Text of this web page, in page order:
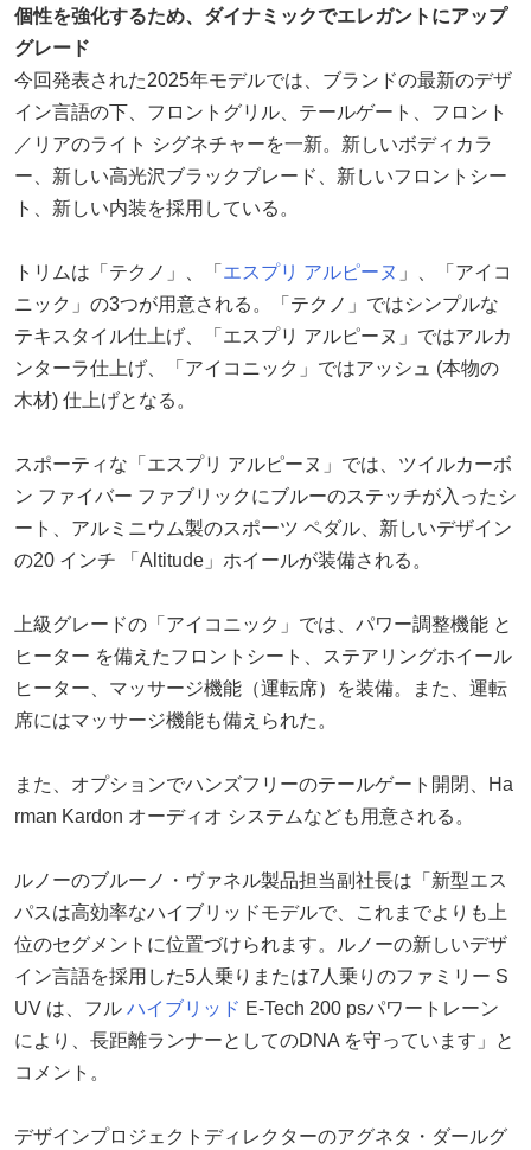
個性を強化するため、ダイナミックでエレガントにアップ
グレード
今回発表された2025年モデルでは、ブランドの最新のデザ
イン言語の下、フロントグリル、テールゲート、フロント
／リアのライト シグネチャーを一新。新しいボディカラ
ー、新しい高光沢ブラックブレード、新しいフロントシー
ト、新しい内装を採用している。
トリムは「テクノ」、「 エスプリ アルピーヌ 」、「アイコ
ニック」の3つが用意される。「テクノ」ではシンプルな
テキスタイル仕上げ、「エスプリ アルピーヌ」ではアルカ
ンターラ仕上げ、「アイコニック」ではアッシュ (本物の
木材) 仕上げとなる。
スポーティな「エスプリ アルピーヌ」では、ツイルカーボ
ン ファイバー ファブリックにブルーのステッチが入ったシ
ート、アルミニウム製のスポーツ ペダル、新しいデザイン
の20 インチ 「Altitude」ホイールが装備される。
上級グレードの「アイコニック」では、パワー調整機能 と
ヒーター を備えたフロントシート、ステアリングホイール
ヒーター、マッサージ機能（運転席）を装備。また、運転
席にはマッサージ機能も備えられた。
また、オプションでハンズフリーのテールゲート開閉、Ha
rman Kardon オーディオ システムなども用意される。
ルノーのブルーノ・ヴァネル製品担当副社長は「新型エス
パスは高効率なハイブリッドモデルで、これまでよりも上
位のセグメントに位置づけられます。ルノーの新しいデザ
イン言語を採用した5人乗りまたは7人乗りのファミリー S
UV は、フル ハイブリッド E-Tech 200 psパワートレーン
により、長距離ランナーとしてのDNA を守っています」と
コメント。
デザインプロジェクトディレクターのアグネタ・ダールグ